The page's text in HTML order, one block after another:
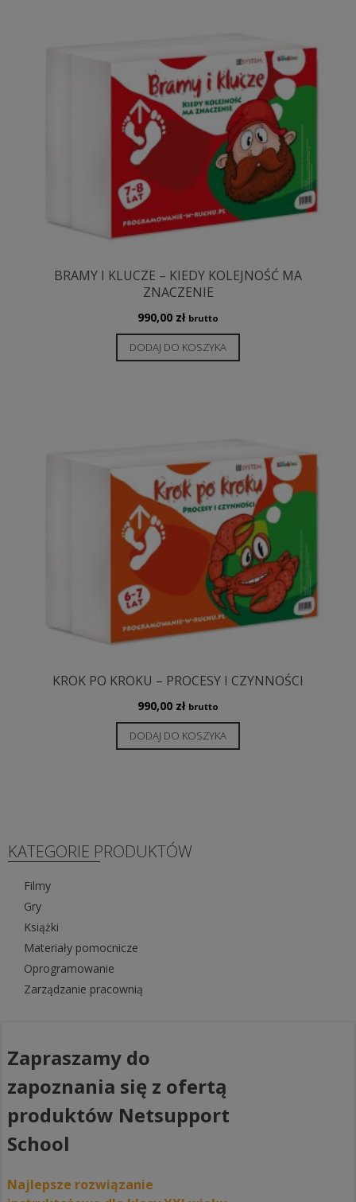
BRAMY I KLUCZE – KIEDY KOLEJNOŚĆ MA
ZNACZENIE
990,00 zł brutto
DODAJ DO KOSZYKA
KROK PO KROKU – PROCESY I CZYNNOŚCI
990,00 zł brutto
DODAJ DO KOSZYKA
KATEGORIE PRODUKTÓW
Filmy
Gry
Książki
Materiały pomocnicze
Oprogramowanie
Zarządzanie pracownią
Zapraszamy do
zapoznania się z ofertą
produktów Netsupport
School
Najlepsze rozwiązanie